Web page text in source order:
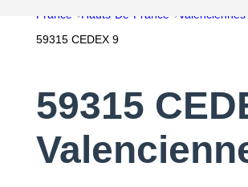
France Hauts-De-France
Valenciennes
59315 CEDEX 9
59315